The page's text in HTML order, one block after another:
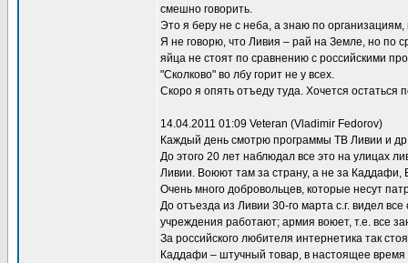
смешно говорить.
Это я беру не с неба, а знаю по
Я не говорю, что Ливия – рай на Земле, но по
яйца не стоят по сравнению с российскими
"Сколково" во лбу горит не у всех.
Скоро я опять отъеду туда. Хочется остаться
14.04.2011 01:09 Veteran (Vladimir Fedorov)
Каждый день смотрю программы ТВ Ливии и
До этого 20 лет наблюдал все это на улицах
Ливии. Воюют там за страну, а не за
Очень много добровольцев, которые несут
До отъезда из Ливии 30-го марта с.г. видел
учреждения работают; армия воюет, т.е. все
За российского любителя интернетика так
Каддафи – штучный товар, в настоящее время